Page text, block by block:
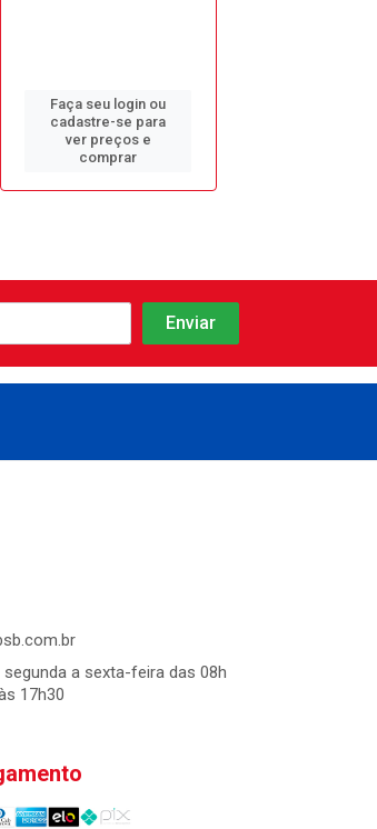
Faça seu login ou
cadastre-se para
ver preços e
comprar
a sexta-feira das 08h
17h30